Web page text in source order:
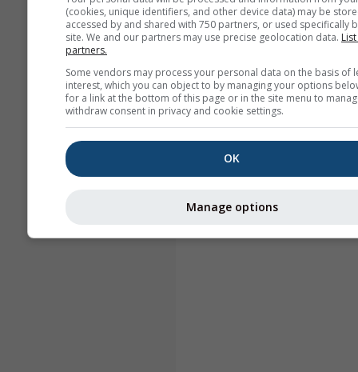
(cookies, unique identifiers, and other device data) may be
accessed by and shared with 750 partners, or used specifically
site. We and our partners may use precise geolocation data.
partners.
Some vendors may process your personal data on the basis of
interest, which you can object to by managing your options
for a link at the bottom of this page or in the site menu to
withdraw consent in privacy and cookie settings.
OK
Manage options